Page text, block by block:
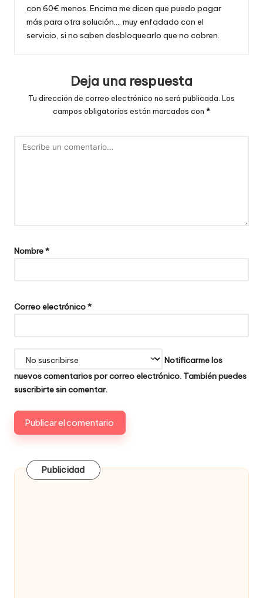
con 60€ menos. Encima me dicen que puedo pagar
más para otra solución…. muy enfadado con el
servicio, si no saben desbloquearlo que no cobren.
Deja una respuesta
Tu dirección de correo electrónico no será publicada. Los
campos obligatorios están marcados con *
Nombre*
Correo electrónico*
Notificarme los
nuevos comentarios por correo electrónico. También puedes
suscribirtesin comentar.
Publicidad